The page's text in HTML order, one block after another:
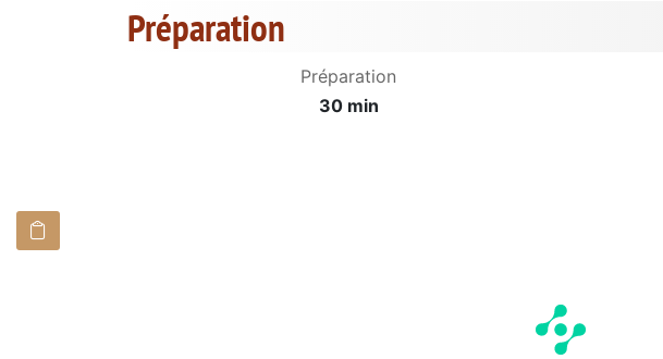
Préparation
Préparation
30 min